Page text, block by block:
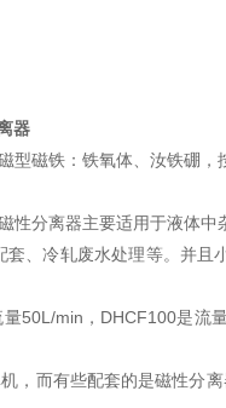
器
磁铁：铁氧体、汝铁硼，
性分离器主要适用于液体
、冷轧废水处理等。并且
50L/min，DHCF100是流
，而有些配套的是磁性分